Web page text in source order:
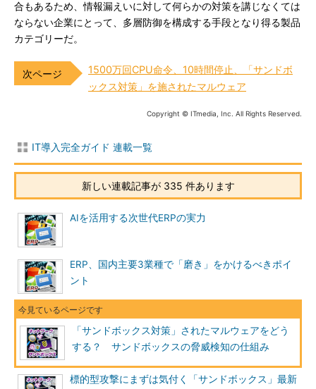
合もあるため、情報漏えいに対して何らかの対策を講じなくては
ならない企業にとって、多層防御を構成する手段となり得る製品
カテゴリーだ。
1500万回CPU命令、10時間停止、「サンドボ
ックス対策」を施されたマルウェア
Copyright © ITmedia, Inc. All Rights Reserved.
IT導入完全ガイド 連載一覧
新しい連載記事が 335 件あります
AIを活用する次世代ERPの実力
ERP、国内主要3業種で「磨き」をかけるべきポイ
ント
「サンドボックス対策」されたマルウェアをどう
する？ サンドボックスの脅威検知の仕組み
標的型攻撃にまずは気付く「サンドボックス」最新